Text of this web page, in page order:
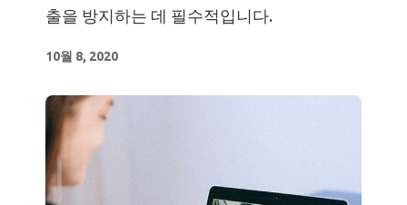
출을 방지하는 데 필수적입니다.
10월 8, 2020